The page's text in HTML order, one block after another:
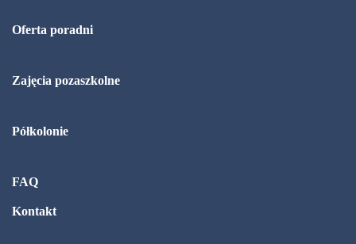
Oferta poradni
Zajęcia pozaszkolne
Półkolonie
FAQ
Kontakt